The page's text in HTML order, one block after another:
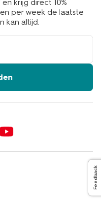
krijg direct 10%
per week de laatste
kan altijd.
Feedback